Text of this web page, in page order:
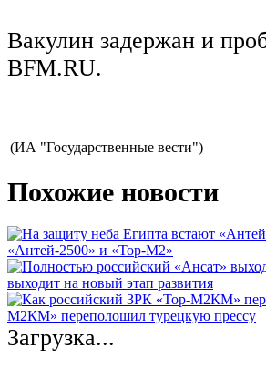
Вакулин задержан и
BFM.RU.
(ИА "Государственные вести")
Похожие новости
«Антей-2500» и «Тор-М2»
выходит на новый этап развития
М2КМ» переполошил турецкую прессу
Загрузка...